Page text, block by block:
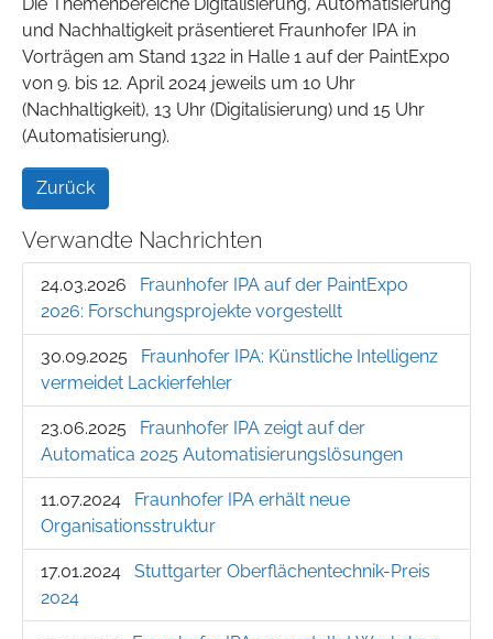
und Nachhaltigkeit präsentieret Fraunhofer IPA in
Vorträgen am Stand 1322 in Halle 1 auf der PaintExpo
von 9. bis 12. April 2024 jeweils um 10 Uhr
(Nachhaltigkeit), 13 Uhr (Digitalisierung) und 15 Uhr
(Automatisierung).
Zurück
Verwandte Nachrichten
24.03.2026
Fraunhofer IPA auf der PaintExpo
2026: Forschungsprojekte vorgestellt
30.09.2025
Fraunhofer IPA: Künstliche Intelligenz
vermeidet Lackierfehler
23.06.2025
Fraunhofer IPA zeigt auf der
Automatica 2025 Automatisierungslösungen
11.07.2024
Fraunhofer IPA erhält neue
Organisationsstruktur
17.01.2024
Stuttgarter Oberflächentechnik-Preis
2024